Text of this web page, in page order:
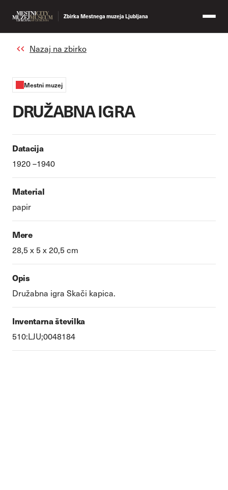
Zbirka Mestnega muzeja Ljubljana
Nazaj na zbirko
Mestni muzej
DRUŽABNA IGRA
Datacija
1920 –1940
Material
papir
Mere
28,5 x 5 x 20,5 cm
Opis
Družabna igra Skači kapica.
Inventarna številka
510:LJU;0048184